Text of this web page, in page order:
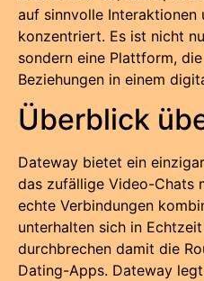
auf sinnvolle Interaktionen
konzentriert. Es ist nicht
sondern eine Plattform,
Beziehungen in einem
Überblick
Dateway bietet ein
das zufällige Video-Chats
echte Verbindungen
unterhalten sich in
durchbrechen damit die
Dating-Apps. Dateway